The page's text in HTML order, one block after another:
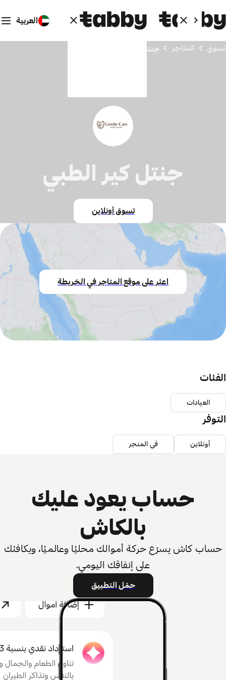
العربية
تسوق المتاجر جنتل كير الطبي
جنتل كير الطبي
تسوق أونلاين
اعثر على موقع المتاجر في الخريطة
الفئات
العيادات
التوفر
أونلاين في المتجر
حساب يعود عليك
بالكاش
حساب كاش يسرّع حركة أموالك محليًا وعالميًا، ويكافئك
على إنفاقك اليومي.
حمّل التطبيق